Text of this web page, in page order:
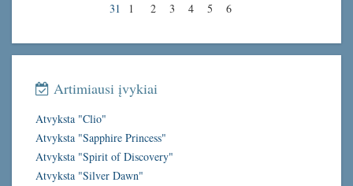
31
1 2 3 4 5 6
Artimiausi įvykiai
Atvyksta "Clio"
Atvyksta "Sapphire Princess"
Atvyksta "Spirit of Discovery"
Atvyksta "Silver Dawn"